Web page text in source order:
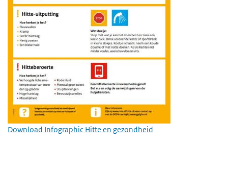
Download Infographic Hitte en gezondheid